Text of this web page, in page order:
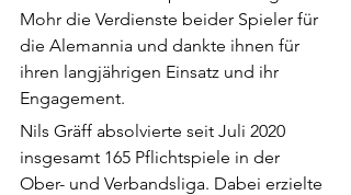
Mohr die Verdienste beider Spieler für
die Alemannia und dankte ihnen für
ihren langjährigen Einsatz und ihr
Engagement.
Nils Gräff absolvierte seit Juli 2020
insgesamt 165 Pflichtspiele in der
Ober- und Verbandsliga. Dabei erzielte